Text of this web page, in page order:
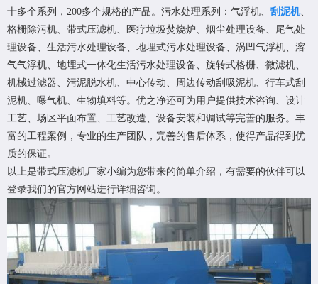
十多个系列，200多个规格的产品。污水处理系列：气浮机、 刮泥机、
格栅除污机、带式压滤机、医疗垃圾焚烧炉、烟尘处理设备、尾气处
理设备、生活污水处理设备、地埋式污水处理设备、涡凹气浮机、溶
气气浮机、地埋式一体化生活污水处理设备、旋转式格栅、微滤机、
机械过滤器、污泥脱水机、中心传动、周边传动刮吸泥机、行车式刮
泥机、曝气机、生物填料等。优之净还可为用户提供技术咨询、设计
工艺、场区平面布置、工艺改造、设备安装和调试等完善的服务。丰
富的工程案例，专业的生产团队，完善的售后体系，使得产品得到优
质的保证。
以上是带式压滤机厂家小编为您带来的简单介绍，有需要的伙伴可以
登录我们的官方网站进行详细咨询。